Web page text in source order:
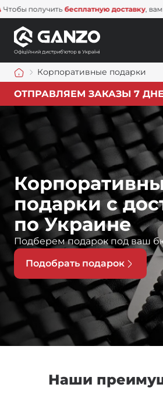
Чтобы получитьбесплатную доставку,
Корпоративные подарки
ОТПРАВЛЯЕМ ЗАКАЗЫ 7
подарки с
по Украине
Подберем подарок под ваш
Подобрать подарок
Наши